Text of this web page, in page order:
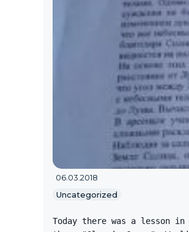
06.03.2018
Uncategorized
Today there was a lesson